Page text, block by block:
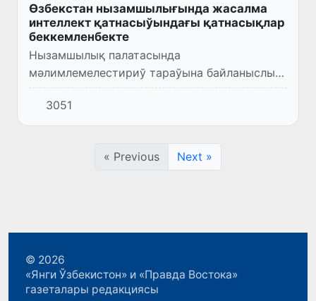
Өзбекстан нызамшылығында жасалма
интеллект қатнасыўындағы қатнасықлар
беккемленбекте
Нызамшылық палатасында
мәлимлемелестириў тараўына байланыслы
бир қатар ҳуқықый ҳүжжетлерге өзгерислер
ҳәм қосымшалар киргизиўге қаратылған
нызам жойбары биринши оқыўда қабыл
3051
« Previous Next »
© 2026
«Янги Ўзбекистон» и «Правда Востока»
газеталары редакциясы